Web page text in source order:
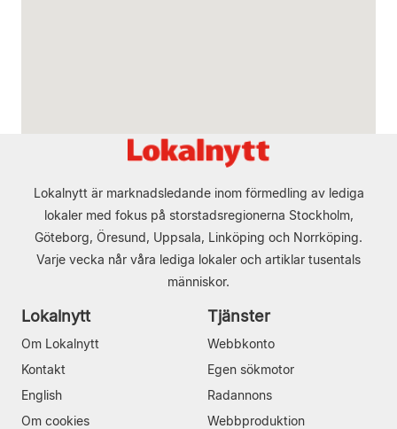
Lokalnytt är marknadsledande inom förmedling av lediga
lokaler med fokus på storstadsregionerna Stockholm,
Göteborg, Öresund, Uppsala, Linköping och Norrköping.
Varje vecka når våra lediga lokaler och artiklar tusentals
människor.
Lokalnytt
Om Lokalnytt
Kontakt
English
Om cookies
Tjänster
Webbkonto
Egen sökmotor
Radannons
Webbproduktion